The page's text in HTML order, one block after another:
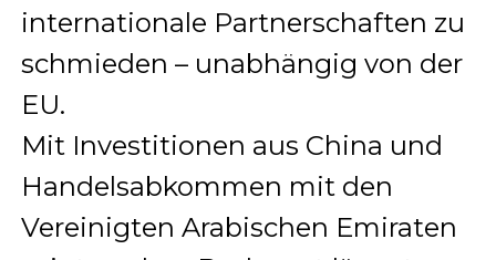
internationale Partnerschaften zu
schmieden – unabhängig von der
EU.
Mit Investitionen aus China und
Handelsabkommen mit den
Vereinigten Arabischen Emiraten